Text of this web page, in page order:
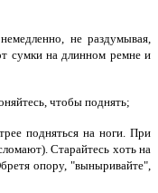
не раздумывая,
сумки на длинном ремне и
чтобы поднять;
подняться на ноги. При
Старайтесь хоть на
опору, "выныривайте",